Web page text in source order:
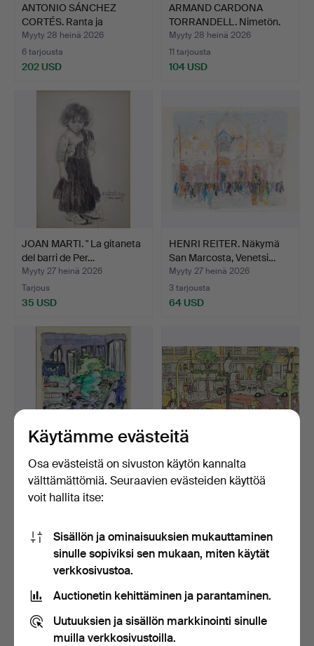
ANTONIO SÁNCHEZ
CORTÉS. Ranta ja
hahmoja.
Myyty 28 heinä 2026
6 tarjousta
202 USD
ARMAND CARDONA
TORRANDELL. Nimetön.
Myyty 28 heinä 2026
11 tarjousta
104 USD
JOAN MARTI. " La gitaneta
del barri de Per…
Myyty 27 heinä 2026
Tarjous
35 USD
HENRI REITER. Näkymä
San Marcosta, Venetsi…
Myyty 27 heinä 2026
3 tarjousta
64 USD
ERNESTO CARRATALÁ
(1918-2015). Kaupunkinäk…
35 USD
ERNESTO CARRATALÁ
41 USD
Käytämme evästeitä
Osa evästeistä on sivuston käytön kannalta
välttämättömiä. Seuraavien evästeiden käyttöä
voit hallita itse:
Sisällön ja ominaisuuksien mukauttaminen
sinulle sopiviksi sen mukaan, miten käytät
verkkosivustoa.
Auctionetin kehittäminen ja parantaminen.
Uutuuksien ja sisällön markkinointi sinulle
muilla verkkosivustoilla.